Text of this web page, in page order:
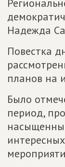
Надежда
Повестка
планов на
Было
период,